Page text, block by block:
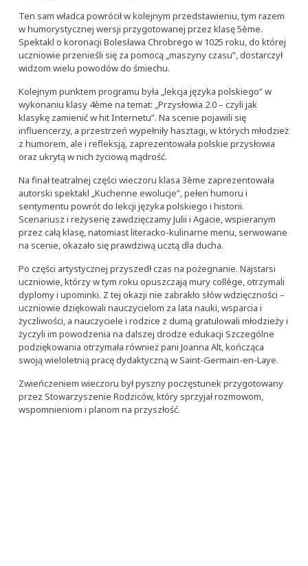
Ten sam władca powrócił w kolejnym przedstawieniu, tym razem
w humorystycznej wersji przygotowanej przez klasę 5ème.
Spektakl o koronacji Bolesława Chrobrego w 1025 roku, do której
uczniowie przenieśli się za pomocą „maszyny czasu”, dostarczył
widzom wielu powodów do śmiechu.
Kolejnym punktem programu była „lekcja języka polskiego” w
wykonaniu klasy 4ème na temat: „Przysłowia 2.0 – czyli jak
klasykę zamienić w hit Internetu”. Na scenie pojawili się
influencerzy, a przestrzeń wypełniły hasztagi, w których młodzież
z humorem, ale i refleksją, zaprezentowała polskie przysłowia
oraz ukrytą w nich życiową mądrość.
Na finał teatralnej części wieczoru klasa 3ème zaprezentowała
autorski spektakl „Kuchenne ewolucje”, pełen humoru i
sentymentu powrót do lekcji języka polskiego i historii.
Scenariusz i reżyserię zawdzięczamy Julii i Agacie, wspieranym
przez całą klasę, natomiast literacko-kulinarne menu, serwowane
na scenie, okazało się prawdziwą ucztą dla ducha.
Po części artystycznej przyszedł czas na pożegnanie. Najstarsi
uczniowie, którzy w tym roku opuszczają mury collège, otrzymali
dyplomy i upominki. Z tej okazji nie zabrakło słów wdzięczności –
uczniowie dziękowali nauczycielom za lata nauki, wsparcia i
życzliwości, a nauczyciele i rodzice z dumą gratulowali młodzieży i
życzyli im powodzenia na dalszej drodze edukacji Szczególne
podziękowania otrzymała również pani Joanna Alt, kończąca
swoją wieloletnią pracę dydaktyczną w Saint-Germain-en-Laye.
Zwieńczeniem wieczoru był pyszny poczęstunek przygotowany
przez Stowarzyszenie Rodziców, który sprzyjał rozmowom,
wspomnieniom i planom na przyszłość.